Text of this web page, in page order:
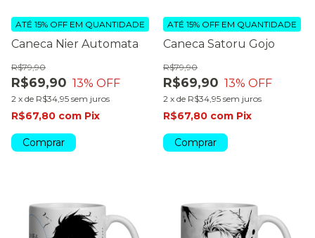
Caneca Nier Automata
R$69,90
R$79,90
13% OFF
2 x de R$34,95 sem juros
ATÉ 15% OFF EM QUANTIDADE
R$67,80 com Pix
Comprar
Caneca Satoru Gojo
R$69,90
R$79,90
13% OFF
2 x de R$34,95 sem juros
ATÉ 15% OFF EM QUANTIDADE
R$67,80 com Pix
Comprar